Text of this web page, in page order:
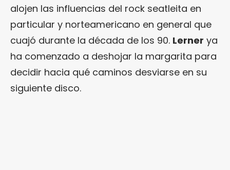
alojen las influencias del rock seatleita en
particular y norteamericano en general que
cuajó durante la década de los 90. Lerner ya
ha comenzado a deshojar la margarita para
decidir hacia qué caminos desviarse en su
siguiente disco.